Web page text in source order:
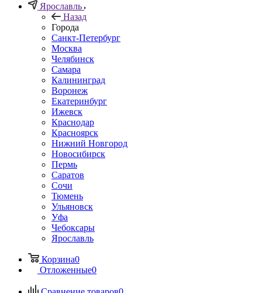
Ярославль
Назад
Города
Санкт-Петербург
Москва
Челябинск
Самара
Калининград
Воронеж
Екатеринбург
Ижевск
Краснодар
Красноярск
Нижний Новгород
Новосибирск
Пермь
Саратов
Сочи
Тюмень
Ульяновск
Уфа
Чебоксары
Ярославль
Корзина0
Отложенные0